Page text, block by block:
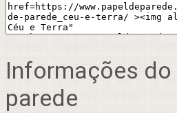
Informações do
parede